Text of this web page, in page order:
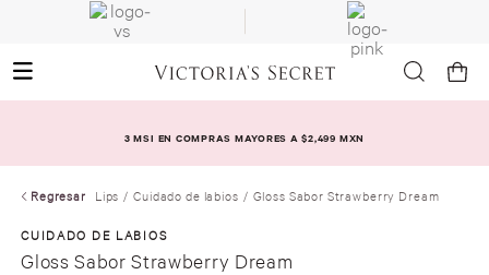
3 MSI EN COMPRAS MAYORES A $2,499 MXN
Regresar Lips Cuidado de labios Gloss Sabor Strawberry Dream
CUIDADO DE LABIOS
Gloss Sabor Strawberry Dream